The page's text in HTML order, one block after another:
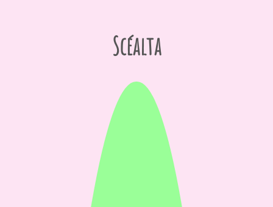
Scéalta